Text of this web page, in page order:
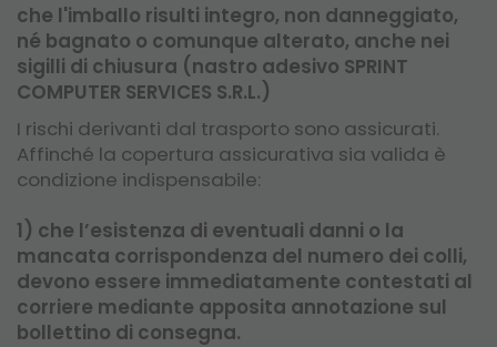
che l'imballo risulti integro, non danneggiato,
né bagnato o comunque alterato, anche nei
sigilli di chiusura (nastro adesivo SPRINT
COMPUTER SERVICES S.R.L.)
I rischi derivanti dal trasporto sono assicurati.
Affinché la copertura assicurativa sia valida è
condizione indispensabile:
1) che l’esistenza di eventuali danni o la
mancata corrispondenza del numero dei colli,
devono essere immediatamente contestati al
corriere mediante apposita annotazione sul
bollettino di consegna.